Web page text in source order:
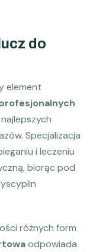
do
element
Specjalizacja
i leczeniu
biorąc pod
różnych form
odpowiada